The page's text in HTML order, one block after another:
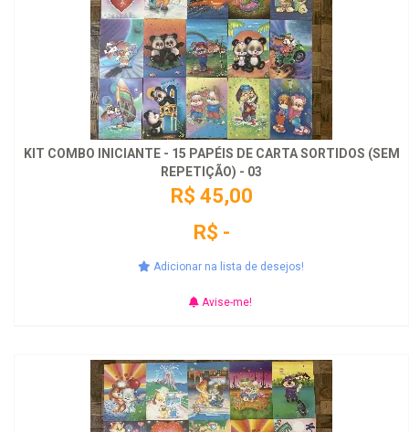
KIT COMBO INICIANTE - 15 PAPÉIS DE CARTA SORTIDOS (SEM
REPETIÇÃO) - 03
R$ 45,00
R$ -
Adicionar na lista de desejos!
Avise-me!